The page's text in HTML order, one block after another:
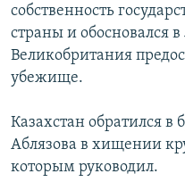
собственность
страны и обосновался
Великобритания
убежище.
Казахстан обратился в
Аблязова в хищении
которым руководил.